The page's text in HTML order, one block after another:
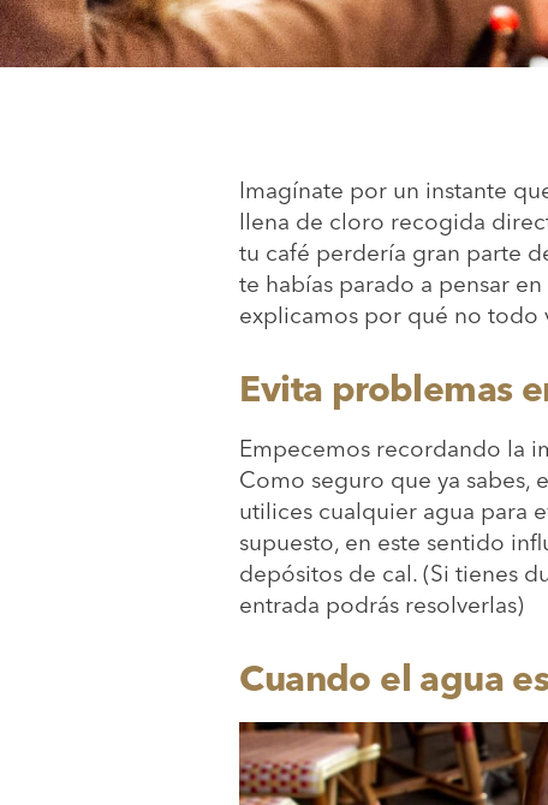
Imagínate por un instante
llena de cloro recogida
tu café perdería gran parte
te habías parado a pensar
explicamos por qué no todo
Evita problemas
Empecemos recordando la
Como seguro que ya sabes,
utilices cualquier agua para
supuesto, en este sentido
depósitos de cal. (Si tienes
entrada podrás resolverlas)
Cuando el agua